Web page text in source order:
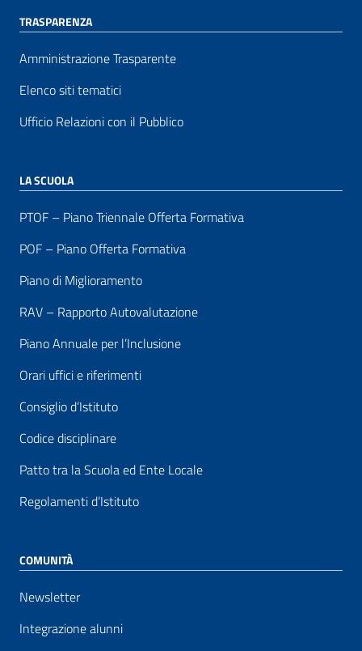
TRASPARENZA
Amministrazione Trasparente
Elenco siti tematici
Ufficio Relazioni con il Pubblico
LA SCUOLA
PTOF – Piano Triennale Offerta Formativa
POF – Piano Offerta Formativa
Piano di Miglioramento
RAV – Rapporto Autovalutazione
Piano Annuale per l’Inclusione
Orari uffici e riferimenti
Consiglio d’Istituto
Codice disciplinare
Patto tra la Scuola ed Ente Locale
Regolamenti d’Istituto
COMUNITÀ
Newsletter
Integrazione alunni